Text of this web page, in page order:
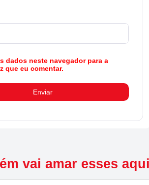
dados neste navegador para a
que eu comentar.
vai amar esses